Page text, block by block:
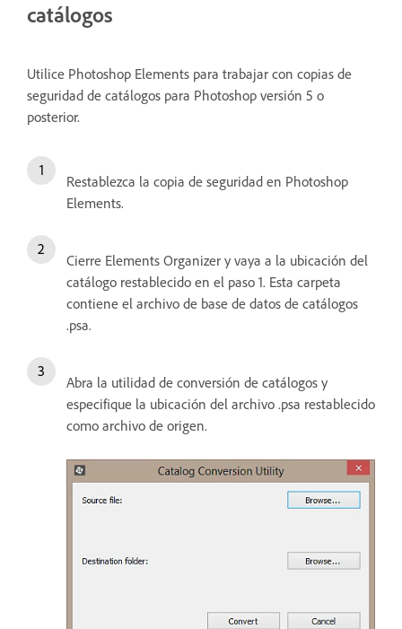
catálogos
Utilice Photoshop Elements para trabajar con copias de
seguridad de catálogos para Photoshop versión 5 o
posterior.
Restablezca la copia de seguridad en Photoshop
Elements.
Cierre Elements Organizer y vaya a la ubicación del
catálogo restablecido en el paso 1. Esta carpeta
contiene el archivo de base de datos de catálogos
.psa.
Abra la utilidad de conversión de catálogos y
especifique la ubicación del archivo .psa restablecido
como archivo de origen.